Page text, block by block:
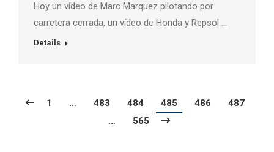
Hoy un vídeo de Marc Marquez pilotando por
carretera cerrada, un vídeo de Honda y Repsol …
Details
1 … 483 484 485 486
487
…
565